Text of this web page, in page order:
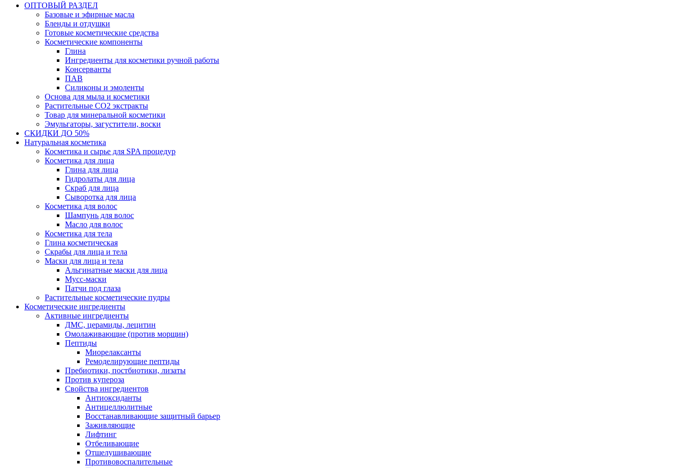
ОПТОВЫЙ РАЗДЕЛ
Базовые и эфирные масла
Бленды и отдушки
Готовые косметические средства
Косметические компоненты
Глина
Ингредиенты для косметики ручной работы
Консерванты
ПАВ
Силиконы и эмоленты
Основа для мыла и косметики
Растительные СО2 экстракты
Товар для минеральной косметики
Эмульгаторы, загустители, воски
СКИДКИ ДО 50%
Натуральная косметика
Косметика и сырье для SPA процедур
Косметика для лица
Глина для лица
Гидролаты для лица
Скраб для лица
Сыворотка для лица
Косметика для волос
Шампунь для волос
Масло для волос
Косметика для тела
Глина косметическая
Скрабы для лица и тела
Маски для лица и тела
Альгинатные маски для лица
Мусс-маски
Патчи под глаза
Растительные косметические пудры
Косметические ингредиенты
Активные ингредиенты
ДМС, церамиды, лецитин
Омолаживающие (против морщин)
Пептиды
Миорелаксанты
Ремоделирующие пептиды
Пребиотики, постбиотики, лизаты
Против купероза
Свойства ингредиентов
Антиоксиданты
Антицеллюлитные
Восстанавливающие защитный барьер
Заживляющие
Лифтинг
Отбеливающие
Отшелушивающие
Противовоспалительные